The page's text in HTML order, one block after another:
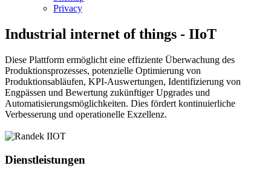
Privacy
Industrial internet of things - IIoT
Diese Plattform ermöglicht eine effiziente Überwachung des
Produktionsprozesses, potenzielle Optimierung von
Produktionsabläufen, KPI-Auswertungen, Identifizierung von
Engpässen und Bewertung zukünftiger Upgrades und
Automatisierungsmöglichkeiten. Dies fördert kontinuierliche
Verbesserung und operationelle Exzellenz.
Dienstleistungen